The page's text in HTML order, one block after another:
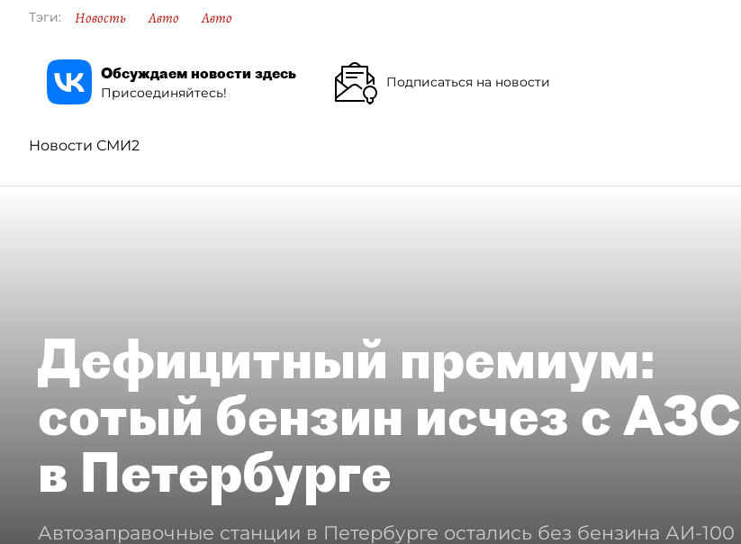
Тэги: Новость Авто Авто
Обсуждаем новости здесь
Присоединяйтесь!
Подписаться на новости
Новости СМИ2
Дефицитный премиум:
сотый бензин исчез с АЗС
в Петербурге
Автозаправочные станции в Петербурге остались без бензина АИ-100